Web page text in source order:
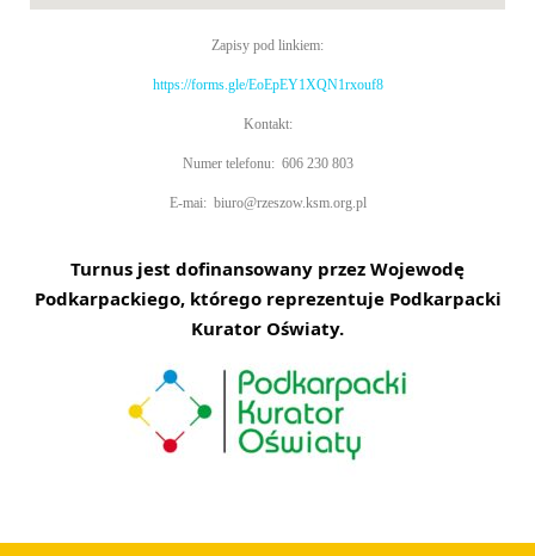
Zapisy pod linkiem:
https://forms.gle/EoEpEY1XQN1rxouf8
Kontakt:
Numer telefonu: 606 230 803
E-mai: biuro@rzeszow.ksm.org.pl
Turnus jest dofinansowany przez Wojewodę
Podkarpackiego, którego reprezentuje Podkarpacki
Kurator Oświaty.